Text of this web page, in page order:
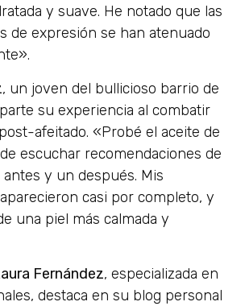
y suave. He notado que las
de expresión se han atenuado
, un joven del bullicioso barrio de
su experiencia al combatir
afeitado. «Probé el aceite de
escuchar recomendaciones de
antes y un después. Mis
casi por completo, y
una piel más calmada y
Fernández, especializada en
destaca en su blog personal